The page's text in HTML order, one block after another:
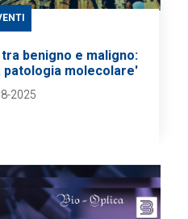
benigno e maligno:
patologia molecolare'
2025